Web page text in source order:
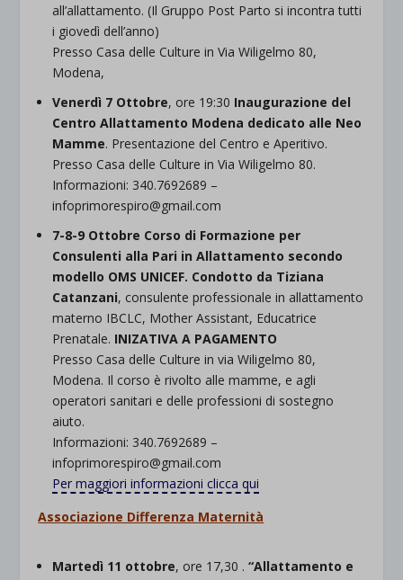
all’allattamento. (Il Gruppo Post Parto si incontra tutti
i giovedì dell’anno)
Presso Casa delle Culture in Via Wiligelmo 80,
Modena,
Venerdì 7 Ottobre, ore 19:30 Inaugurazione del
Centro Allattamento Modena dedicato alle Neo
Mamme. Presentazione del Centro e Aperitivo.
Presso Casa delle Culture in Via Wiligelmo 80.
Informazioni: 340.7692689 –
infoprimorespiro@gmail.com
7-8-9 Ottobre Corso di Formazione per
Consulenti alla Pari in Allattamento secondo
modello OMS UNICEF. Condotto da Tiziana
Catanzani, consulente professionale in allattamento
materno IBCLC, Mother Assistant, Educatrice
Prenatale. INIZATIVA A PAGAMENTO
Presso Casa delle Culture in via Wiligelmo 80,
Modena. Il corso è rivolto alle mamme, e agli
operatori sanitari e delle professioni di sostegno
aiuto.
Informazioni: 340.7692689 –
infoprimorespiro@gmail.com
Per maggiori informazioni clicca qui
Associazione Differenza Maternità
Martedì 11 ottobre, ore 17,30 .“Allattamento e